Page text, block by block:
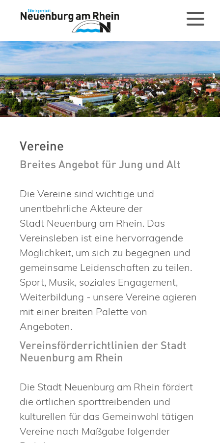
Vereine
Breites Angebot für Jung und Alt
Die Vereine sind wichtige und
unentbehrliche Akteure der
Stadt Neuenburg am Rhein. Das
Vereinsleben ist eine hervorragende
Möglichkeit, um sich zu begegnen und
gemeinsame Leidenschaften zu teilen.
Sport, Musik, soziales Engagement,
Weiterbildung - unsere Vereine agieren
mit einer breiten Palette von
Angeboten.
Vereinsförderrichtlinien der Stadt
Neuenburg am Rhein
Die Stadt Neuenburg am Rhein fördert
die örtlichen sporttreibenden und
kulturellen für das Gemeinwohl tätigen
Vereine nach Maßgabe folgender